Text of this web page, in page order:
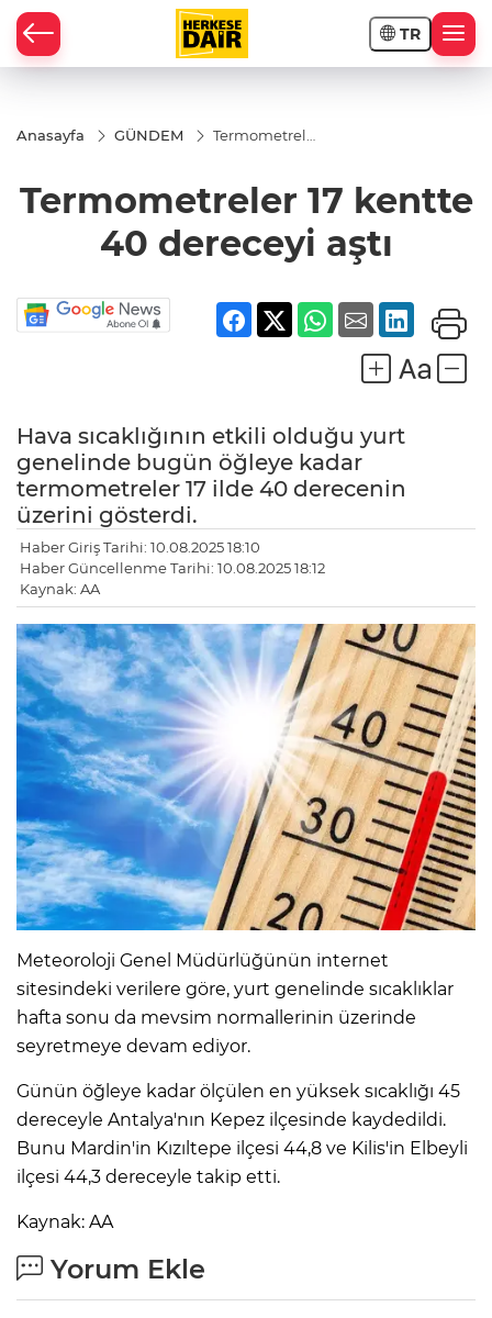
TR
Anasayfa GÜNDEM
Termometreler
Termometreler 17 kentte
40 dereceyi aştı
Hava sıcaklığının etkili olduğu yurt
genelinde bugün öğleye kadar
termometreler 17 ilde 40 derecenin
üzerini gösterdi.
Haber Giriş Tarihi: 10.08.2025 18:10
Haber Güncellenme Tarihi: 10.08.2025 18:12
Kaynak: AA
Meteoroloji Genel Müdürlüğünün internet
sitesindeki verilere göre, yurt genelinde sıcaklıklar
hafta sonu da mevsim normallerinin üzerinde
seyretmeye devam ediyor.
Günün öğleye kadar ölçülen en yüksek sıcaklığı 45
dereceyle Antalya'nın Kepez ilçesinde kaydedildi.
Bunu Mardin'in Kızıltepe ilçesi 44,8 ve Kilis'in Elbeyli
ilçesi 44,3 dereceyle takip etti.
Kaynak: AA
Yorum Ekle